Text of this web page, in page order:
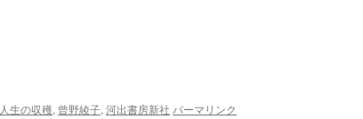
人生の収穫, 曾野綾子, 河出書房新社 パーマリンク